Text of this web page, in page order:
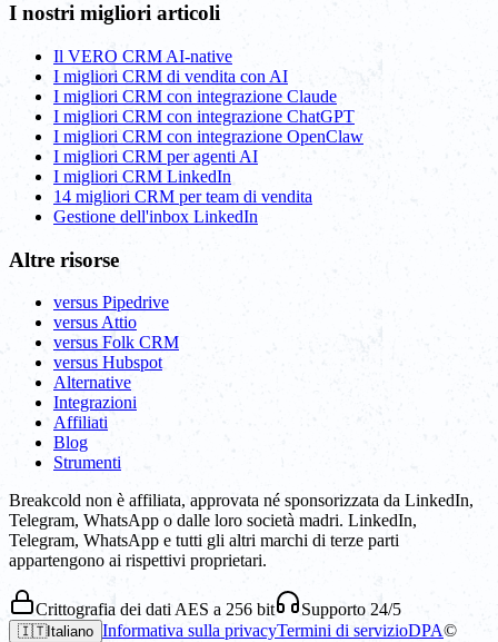
I nostri migliori articoli
Il VERO CRM AI-native
I migliori CRM di vendita con AI
I migliori CRM con integrazione Claude
I migliori CRM con integrazione ChatGPT
I migliori CRM con integrazione OpenClaw
I migliori CRM per agenti AI
I migliori CRM LinkedIn
14 migliori CRM per team di vendita
Gestione dell'inbox LinkedIn
Altre risorse
versus Pipedrive
versus Attio
versus Folk CRM
versus Hubspot
Alternative
Integrazioni
Affiliati
Blog
Strumenti
Breakcold non è affiliata, approvata né sponsorizzata da LinkedIn,
Telegram, WhatsApp o dalle loro società madri. LinkedIn,
Telegram, WhatsApp e tutti gli altri marchi di terze parti
appartengono ai rispettivi proprietari.
Crittografia dei dati AES a 256 bit Supporto 24/5
🇮🇹Italiano Informativa sulla privacyTermini di servizioDPA©